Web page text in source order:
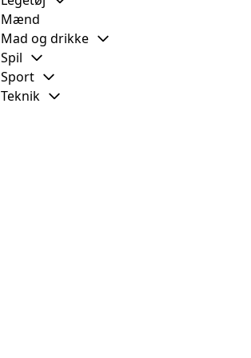
Mænd
Mad og drikke
Spil
Sport
Teknik